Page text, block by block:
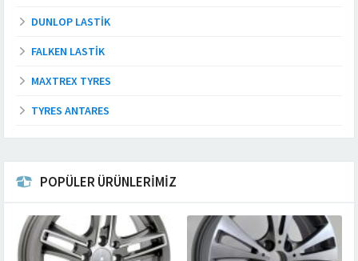
DUNLOP LASTIK
FALKEN LASTIK
MAXTREX TYRES
TYRES ANTARES
POPÜLER ÜRÜNLERİMİZ